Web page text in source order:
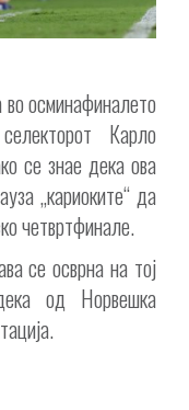
осминафиналето
Карло
се знае дека ова
„кариоките“ да
четвртфинале.
се осврна на тој
од Норвешка